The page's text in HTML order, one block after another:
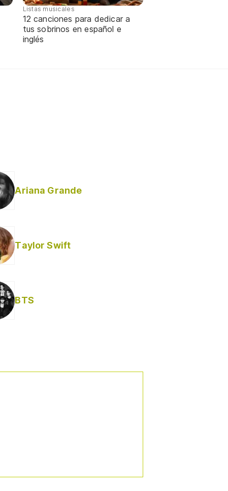
Listas musicales
12 canciones para dedicar a
tus sobrinos en español e
inglés
Ariana Grande
Taylor Swift
BTS